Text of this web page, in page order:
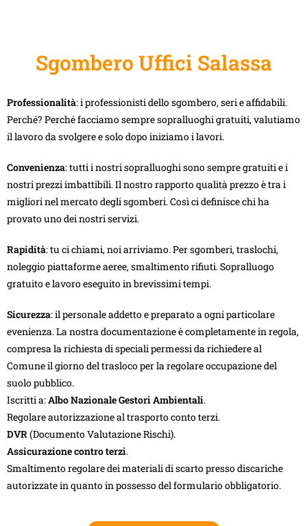
Sgombero Uffici Salassa
Professionalità: i professionisti dello sgombero, seri e affidabili.
Perché? Perché facciamo sempre sopralluoghi gratuiti, valutiamo
il lavoro da svolgere e solo dopo iniziamo i lavori.
Convenienza: tutti i nostri sopralluoghi sono sempre gratuiti e i
nostri prezzi imbattibili. Il nostro rapporto qualità prezzo è tra i
migliori nel mercato degli sgomberi. Così ci definisce chi ha
provato uno dei nostri servizi.
Rapidità: tu ci chiami, noi arriviamo. Per sgomberi, traslochi,
noleggio piattaforme aeree, smaltimento rifiuti. Sopralluogo
gratuito e lavoro eseguito in brevissimi tempi.
Sicurezza: il personale addetto e preparato a ogni particolare
evenienza. La nostra documentazione è completamente in regola,
compresa la richiesta di speciali permessi da richiedere al
Comune il giorno del trasloco per la regolare occupazione del
suolo pubblico.
Iscritti a:Albo Nazionale Gestori Ambientali.
Regolare autorizzazione al trasporto conto terzi.
DVR(Documento Valutazione Rischi).
Assicurazione contro terzi.
Smaltimento regolare dei materiali di scarto presso discariche
autorizzate in quanto in possesso del formulario obbligatorio.